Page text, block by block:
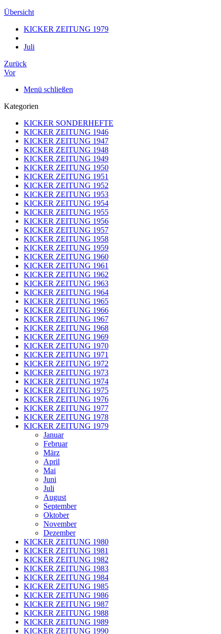
Übersicht
KICKER ZEITUNG 1979
Juli
Zurück
Vor
Menü schließen
Kategorien
KICKER SONDERHEFTE
KICKER ZEITUNG 1946
KICKER ZEITUNG 1947
KICKER ZEITUNG 1948
KICKER ZEITUNG 1949
KICKER ZEITUNG 1950
KICKER ZEITUNG 1951
KICKER ZEITUNG 1952
KICKER ZEITUNG 1953
KICKER ZEITUNG 1954
KICKER ZEITUNG 1955
KICKER ZEITUNG 1956
KICKER ZEITUNG 1957
KICKER ZEITUNG 1958
KICKER ZEITUNG 1959
KICKER ZEITUNG 1960
KICKER ZEITUNG 1961
KICKER ZEITUNG 1962
KICKER ZEITUNG 1963
KICKER ZEITUNG 1964
KICKER ZEITUNG 1965
KICKER ZEITUNG 1966
KICKER ZEITUNG 1967
KICKER ZEITUNG 1968
KICKER ZEITUNG 1969
KICKER ZEITUNG 1970
KICKER ZEITUNG 1971
KICKER ZEITUNG 1972
KICKER ZEITUNG 1973
KICKER ZEITUNG 1974
KICKER ZEITUNG 1975
KICKER ZEITUNG 1976
KICKER ZEITUNG 1977
KICKER ZEITUNG 1978
KICKER ZEITUNG 1979
Januar
Februar
März
April
Mai
Juni
Juli
August
September
Oktober
November
Dezember
KICKER ZEITUNG 1980
KICKER ZEITUNG 1981
KICKER ZEITUNG 1982
KICKER ZEITUNG 1983
KICKER ZEITUNG 1984
KICKER ZEITUNG 1985
KICKER ZEITUNG 1986
KICKER ZEITUNG 1987
KICKER ZEITUNG 1988
KICKER ZEITUNG 1989
KICKER ZEITUNG 1990